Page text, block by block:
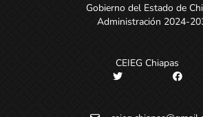
Gobierno del Estado de
Administración 2024-
CEIEG Chiapas